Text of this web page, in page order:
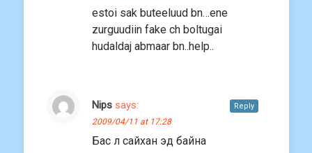
estoi sak buteeluud bn…ene
zurguudiin fake ch boltugai
hudaldaj abmaar bn..help..
Nips says:
2009/04/11 at 17:28
Бас л сайхан эд байна
Reply